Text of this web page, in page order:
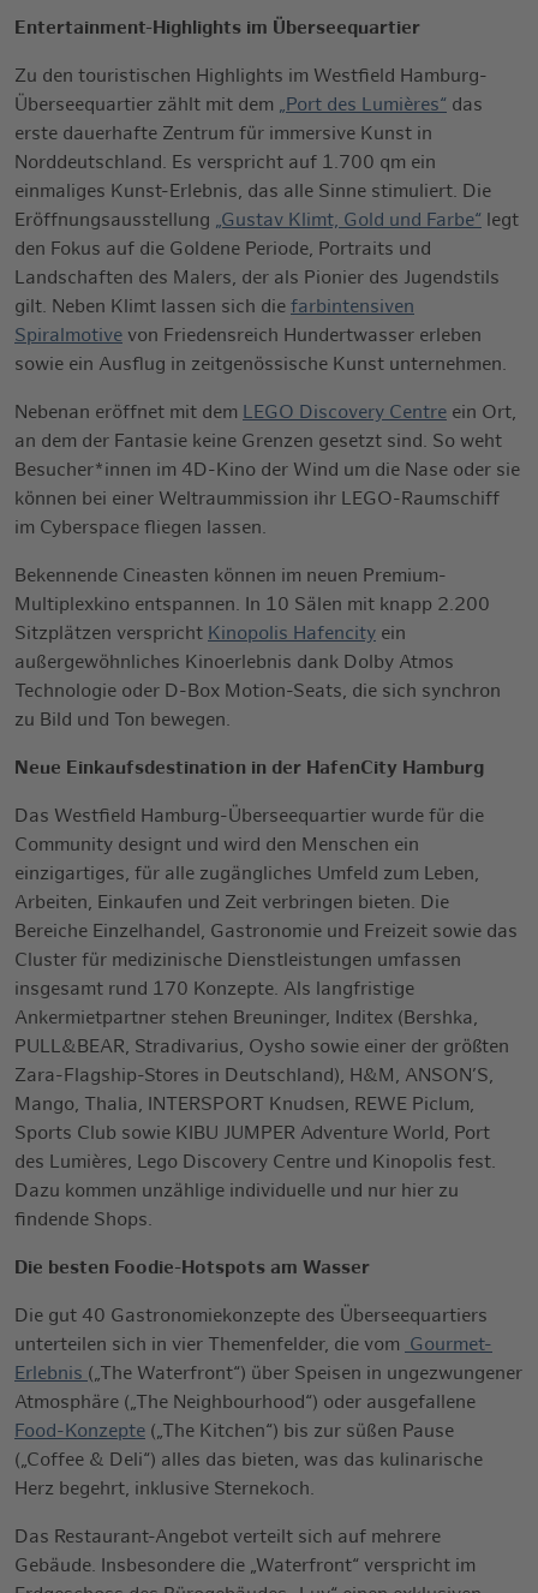
Entertainment-Highlights im Überseequartier
Zu den touristischen Highlights im Westfield Hamburg-
Überseequartier zählt mit dem „Port des Lumières“ das
erste dauerhafte Zentrum für immersive Kunst in
Norddeutschland. Es verspricht auf 1.700 qm ein
einmaliges Kunst-Erlebnis, das alle Sinne stimuliert. Die
Eröffnungsausstellung „Gustav Klimt, Gold und Farbe“ legt
den Fokus auf die Goldene Periode, Portraits und
Landschaften des Malers, der als Pionier des Jugendstils
gilt. Neben Klimt lassen sich die farbintensiven
Spiralmotive von Friedensreich Hundertwasser erleben
sowie ein Ausflug in zeitgenössische Kunst unternehmen.
Nebenan eröffnet mit dem LEGO Discovery Centre ein Ort,
an dem der Fantasie keine Grenzen gesetzt sind. So weht
Besucher*innen im 4D-Kino der Wind um die Nase oder sie
können bei einer Weltraummission ihr LEGO-Raumschiff
im Cyberspace fliegen lassen.
Bekennende Cineasten können im neuen Premium-
Multiplexkino entspannen. In 10 Sälen mit knapp 2.200
Sitzplätzen verspricht Kinopolis Hafencity ein
außergewöhnliches Kinoerlebnis dank Dolby Atmos
Technologie oder D-Box Motion-Seats, die sich synchron
zu Bild und Ton bewegen.
Neue Einkaufsdestination in der HafenCity Hamburg
Das Westfield Hamburg-Überseequartier wurde für die
Community designt und wird den Menschen ein
einzigartiges, für alle zugängliches Umfeld zum Leben,
Arbeiten, Einkaufen und Zeit verbringen bieten. Die
Bereiche Einzelhandel, Gastronomie und Freizeit sowie das
Cluster für medizinische Dienstleistungen umfassen
insgesamt rund 170 Konzepte. Als langfristige
Ankermietpartner stehen Breuninger, Inditex (Bershka,
PULL&BEAR, Stradivarius, Oysho sowie einer der größten
Zara-Flagship-Stores in Deutschland), H&M, ANSON’S,
Mango, Thalia, INTERSPORT Knudsen, REWE Piclum,
Sports Club sowie KIBU JUMPER Adventure World, Port
des Lumières, Lego Discovery Centre und Kinopolis fest.
Dazu kommen unzählige individuelle und nur hier zu
findende Shops.
Die besten Foodie-Hotspots am Wasser
Die gut 40 Gastronomiekonzepte des Überseequartiers
unterteilen sich in vier Themenfelder, die vom
Gourmet-
Erlebnis („The Waterfront“) über Speisen in ungezwungener
Atmosphäre („The Neighbourhood“) oder ausgefallene
Food-Konzepte („The Kitchen“) bis zur süßen Pause
(„Coffee & Deli“) alles das bieten, was das kulinarische
Herz begehrt, inklusive Sternekoch.
Das Restaurant-Angebot verteilt sich auf mehrere
Gebäude. Insbesondere die „Waterfront“ verspricht im